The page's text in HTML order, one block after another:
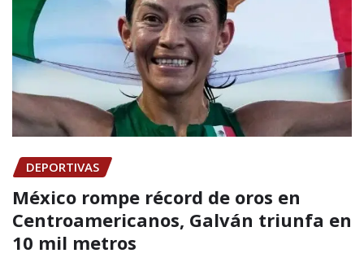
DEPORTIVAS
México rompe récord de oros en
Centroamericanos, Galván triunfa en
10 mil metros